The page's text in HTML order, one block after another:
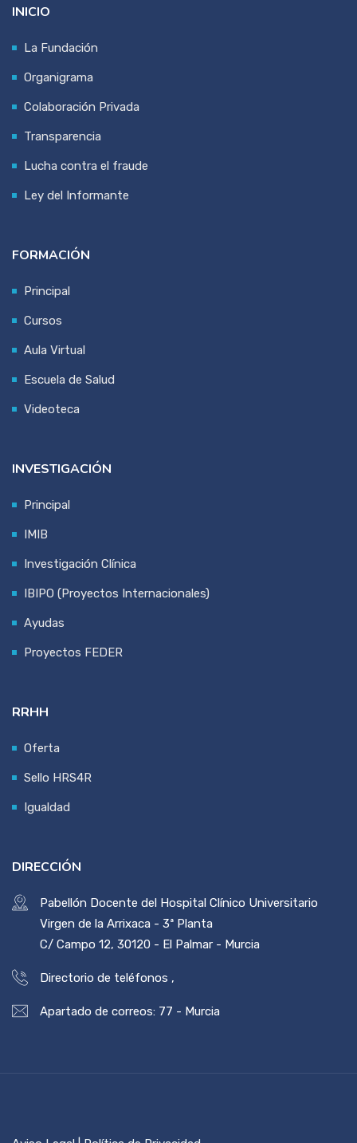
INICIO
La Fundación
Organigrama
Colaboración Privada
Transparencia
Lucha contra el fraude
Ley del Informante
FORMACIÓN
Principal
Cursos
Aula Virtual
Escuela de Salud
Videoteca
INVESTIGACIÓN
Principal
IMIB
Investigación Clínica
IBIPO (Proyectos Internacionales)
Ayudas
Proyectos FEDER
RRHH
Oferta
Sello HRS4R
Igualdad
DIRECCIÓN
Pabellón Docente del Hospital Clínico Universitario
Virgen de la Arrixaca - 3ª Planta
C/ Campo 12, 30120 - El Palmar - Murcia
Directorio de teléfonos ,
Apartado de correos: 77 - Murcia